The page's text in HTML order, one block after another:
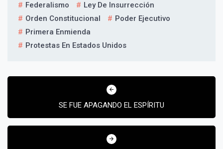
Federalismo
Ley De Insurrección
Orden Constitucional
Poder Ejecutivo
Primera Enmienda
Protestas En Estados Unidos
Navegación
SE FUE APAGANDO EL ESPÍRITU